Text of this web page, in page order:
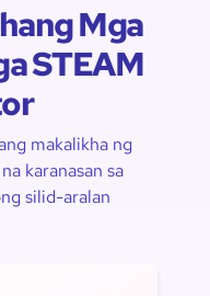
Mga
STEAM
makalikha ng
karanasan sa
silid-aralan